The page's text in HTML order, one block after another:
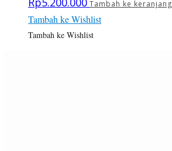
Tambah ke keranjang
Tambah ke Wishlist
Tambah ke Wishlist